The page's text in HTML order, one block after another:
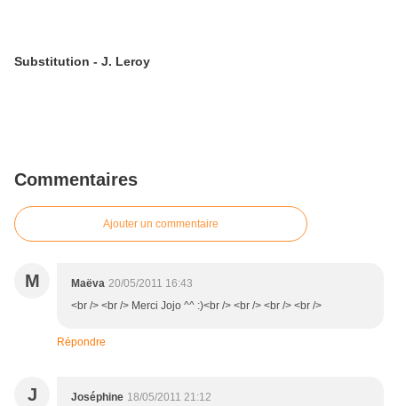
Substitution - J. Leroy
Commentaires
Ajouter un commentaire
M Maëva 20/05/2011 16:43
<br /> <br /> Merci Jojo ^^ :)<br /> <br /> <br /> <br />
Répondre
J Joséphine 18/05/2011 21:12